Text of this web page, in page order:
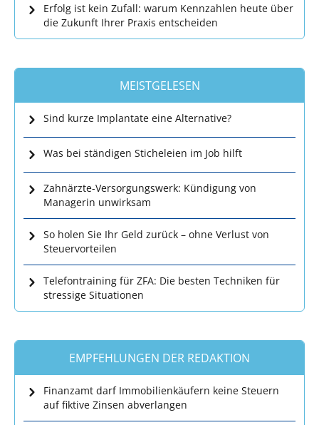
Erfolg ist kein Zufall: warum Kennzahlen heute über
die Zukunft Ihrer Praxis entscheiden
MEISTGELESEN
Sind kurze Implantate eine Alternative?
Was bei ständigen Sticheleien im Job hilft
Zahnärzte-Versorgungswerk: Kündigung von
Managerin unwirksam
So holen Sie Ihr Geld zurück – ohne Verlust von
Steuervorteilen
Telefontraining für ZFA: Die besten Techniken für
stressige Situationen
EMPFEHLUNGEN DER REDAKTION
Finanzamt darf Immobilienkäufern keine Steuern
auf fiktive Zinsen abverlangen